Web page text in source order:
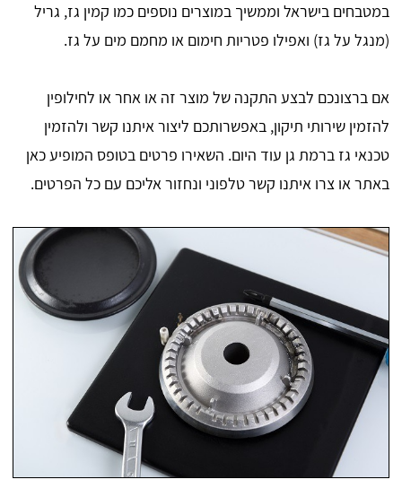
במטבחים בישראל וממשיך במוצרים נוספים כמו קמין גז, גריל
(מנגל על גז) ואפילו פטריות חימום או מחמם מים על גז.
אם ברצונכם לבצע התקנה של מוצר זה או אחר או לחילופין
להזמין שירותי תיקון, באפשרותכם ליצור איתנו קשר ולהזמין
טכנאי גז ברמת גן עוד היום. השאירו פרטים בטופס המופיע כאן
באתר או צרו איתנו קשר טלפוני ונחזור אליכם עם כל הפרטים.